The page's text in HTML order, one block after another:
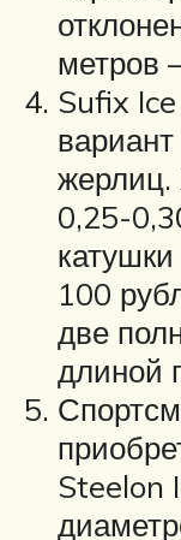
метров
Sufix
0,25-
100
две
длиной
Steelon